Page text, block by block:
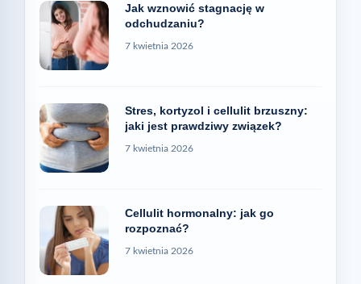
Jak wznowić stagnację w
odchudzaniu?
7 kwietnia 2026
Stres, kortyzol i cellulit brzuszny:
jaki jest prawdziwy związek?
7 kwietnia 2026
Cellulit hormonalny: jak go
rozpoznać?
7 kwietnia 2026